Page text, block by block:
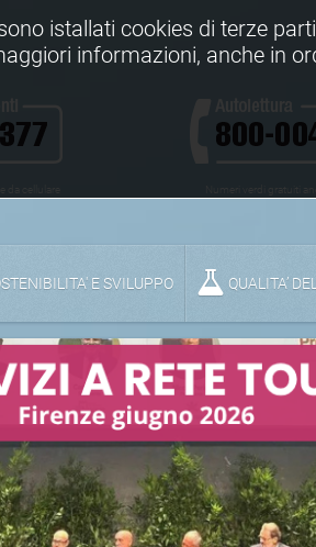
E SVILUPPO QUALITA’
istallati cookies di terze
informazioni, anche in